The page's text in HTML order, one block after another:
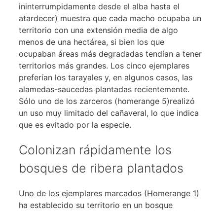
ininterrumpidamente desde el alba hasta el
atardecer) muestra que cada macho ocupaba un
territorio con una extensión media de algo
menos de una hectárea, si bien los que
ocupaban áreas más degradadas tendían a tener
territorios más grandes. Los cinco ejemplares
preferían los tarayales y, en algunos casos, las
alamedas-saucedas plantadas recientemente.
Sólo uno de los zarceros (homerange 5)realizó
un uso muy limitado del cañaveral, lo que indica
que es evitado por la especie.
Colonizan rápidamente los
bosques de ribera plantados
Uno de los ejemplares marcados (Homerange 1)
ha establecido su territorio en un bosque